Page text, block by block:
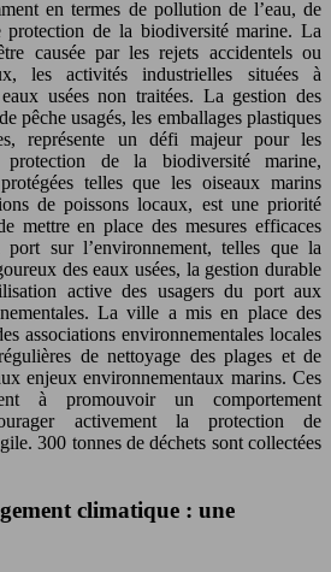
en termes de pollution de l’eau, de
protection de la biodiversité marine. La
causée par les rejets accidentels ou
les activités industrielles situées à
usées non traitées. La gestion des
pêche usagés, les emballages plastiques
représente un défi majeur pour les
protection de la biodiversité marine,
telles que les oiseaux marins
de poissons locaux, est une priorité
mettre en place des mesures efficaces
sur l’environnement, telles que la
des eaux usées, la gestion durable
active des usagers du port aux
La ville a mis en place des
associations environnementales locales
de nettoyage des plages et de
enjeux environnementaux marins. Ces
à promouvoir un comportement
activement la protection de
300 tonnes de déchets sont collectées
climatique : une